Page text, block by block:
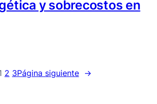
y sobrecostos en
2 3Página siguiente →